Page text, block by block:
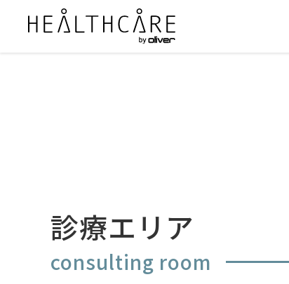
診療エリア
consulting room